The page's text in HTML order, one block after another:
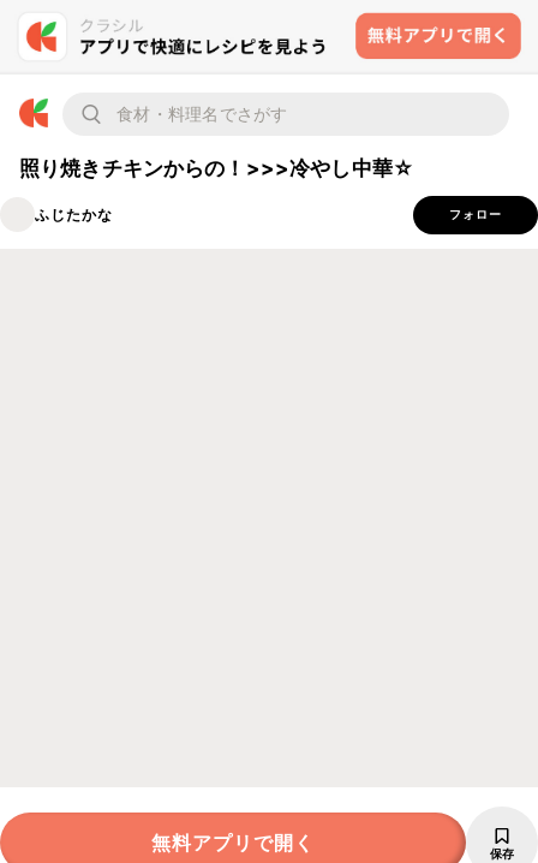
照り焼きチキンからの！>>>冷やし中華☆
ふじたかな フォロー
無料アプリで開く 保存